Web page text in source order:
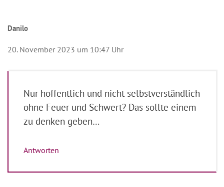
Danilo
20. November 2023 um 10:47 Uhr
Nur hoffentlich und nicht selbstverständlich
ohne Feuer und Schwert? Das sollte einem
zu denken geben…
Antworten